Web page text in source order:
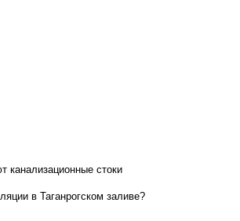
канализационные стоки
в Таганрогском заливе?